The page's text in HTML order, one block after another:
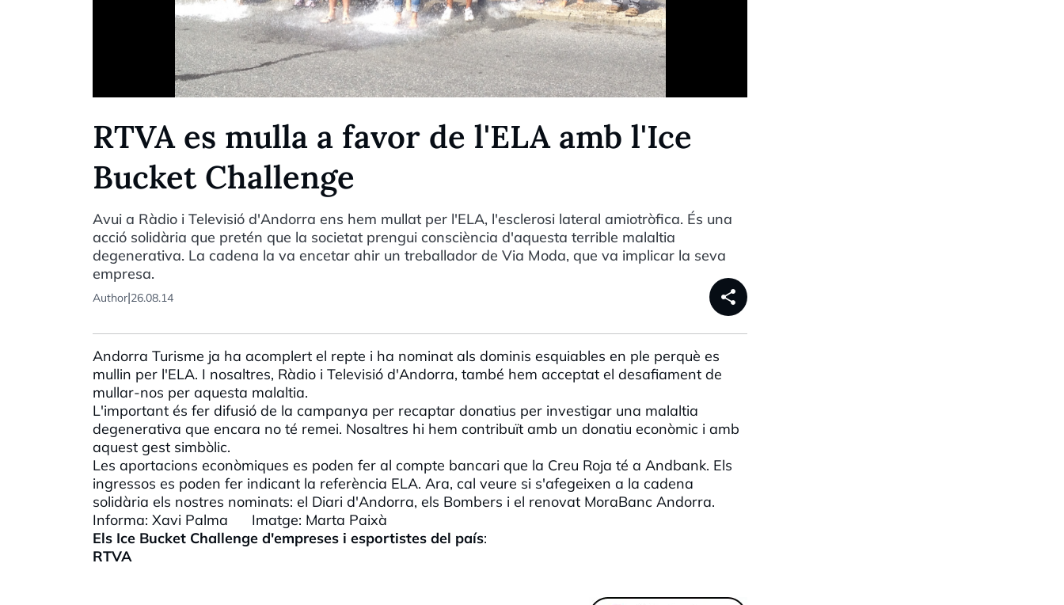
RTVA es mulla a favor de l'ELA amb l'Ice
Bucket Challenge
Avui a Ràdio i Televisió d'Andorra ens hem mullat per l'ELA, l'esclerosi lateral amiotròfica. És una
acció solidària que pretén que la societat prengui consciència d'aquesta terrible malaltia
degenerativa. La cadena la va encetar ahir un treballador de Via Moda, que va implicar la seva
empresa.
Author|26.08.14 share
Andorra Turisme ja ha acomplert el repte i ha nominat als dominis esquiables en ple perquè es
mullin per l'ELA. I nosaltres, Ràdio i Televisió d'Andorra, també hem acceptat el desafiament de
mullar-nos per aquesta malaltia.
L'important és fer difusió de la campanya per recaptar donatius per investigar una malaltia
degenerativa que encara no té remei. Nosaltres hi hem contribuït amb un donatiu econòmic i amb
aquest gest simbòlic.
Les aportacions econòmiques es poden fer al compte bancari que la Creu Roja té a Andbank. Els
ingressos es poden fer indicant la referència ELA. Ara, cal veure si s'afegeixen a la cadena
solidària els nostres nominats: el Diari d'Andorra, els Bombers i el renovat MoraBanc Andorra.
Informa: Xavi Palma Imatge: Marta Paixà
Els Ice Bucket Challenge d'empreses i esportistes del país:
RTVA